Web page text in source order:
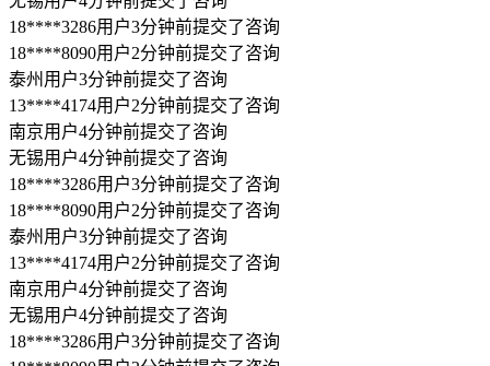
庄法律顾问律师 太原法律顾问律师
法律顾问律师
展开全部
利辛县律师 杜集区律师 禹会区律师
裕安区律师 洛江区律师 南安市律师
光明新区律师
三水区律师 顺德区律师
师 博白县律师 独山县律师 普定县律师
金沙县律师 安龙县律师 徐水县律师
师
扶沟县律师 息县律师 兰西县律师
雨花区律师 茶陵县律师 滨湖区律师
连云区律师 灌南县律师 高淳区律师
经济技术开发区律师 于都县律师
蒙古族自治县律师 成武县律师 乳山市律师
平度市律师 滕州市律师 张店区律师
法律咨询热线
服务时间：工作日09:00-18:00
严禁采集，违者必究
©2004-2026 m.64365.com All Rights Reserved.
蜀ICP备15018055号-1 隐私保护
营业执照信息查看
找律师
免费诊断
风险自测
免费
立即咨询